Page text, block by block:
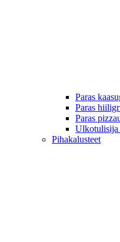
Paras
Paras
Paras
Ulkotulisija
Pihakalusteet